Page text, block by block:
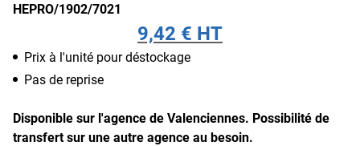
HEPRO/1902/7021
9,42 € HT
Prix à l'unité pour déstockage
Pas de reprise
Disponible sur l'agence de Valenciennes. Possibilité de
transfert sur une autre agence au besoin.